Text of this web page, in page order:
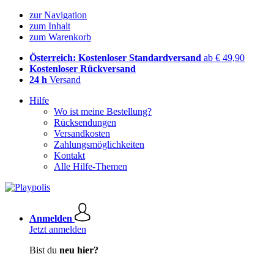
zur Navigation
zum Inhalt
zum Warenkorb
Österreich: Kostenloser Standardversand ab € 49,90
Kostenloser Rückversand
24 h Versand
Hilfe
Wo ist meine Bestellung?
Rücksendungen
Versandkosten
Zahlungsmöglichkeiten
Kontakt
Alle Hilfe-Themen
Anmelden
Jetzt anmelden
Bist du neu hier?